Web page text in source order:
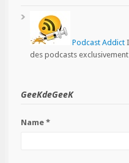
Podcast Addict
des podcasts
GeeKdeGeeK
Name *